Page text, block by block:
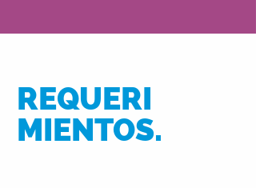
REQUERI
MIENTOS.